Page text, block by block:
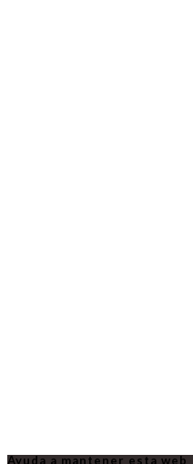
Ayuda a mantener esta web